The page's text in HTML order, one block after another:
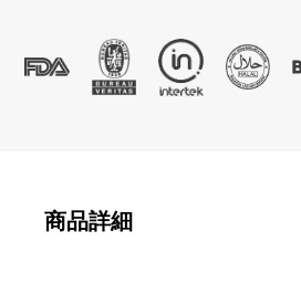
商品詳細